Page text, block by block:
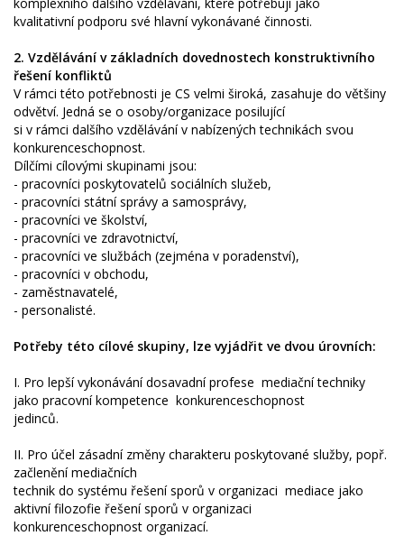
kvalitativní podporu své hlavní vykonávané činnosti.
2. Vzdělávání v základních dovednostech konstruktivního
řešení konfliktů
V rámci této potřebnosti je CS velmi široká, zasahuje do většiny
odvětví. Jedná se o osoby/organizace posilující
si v rámci dalšího vzdělávání v nabízených technikách svou
konkurenceschopnost.
Dílčími cílovými skupinami jsou:
­- pracovníci poskytovatelů sociálních služeb,
­- pracovníci státní správy a samosprávy,
­- pracovníci ve školství,
­- pracovníci ve zdravotnictví,
­- pracovníci ve službách (zejména v poradenství),
­- pracovníci v obchodu,
­- zaměstnavatelé,
­- personalisté.
Potřeby této cílové skupiny, lze vyjádřit ve dvou úrovních:
I. Pro lepší vykonávání dosavadní profese ­ mediační techniky
jako pracovní kompetence ­ konkurenceschopnost
jedinců.
II. Pro účel zásadní změny charakteru poskytované služby, popř.
začlenění mediačních
technik do systému řešení sporů v organizaci ­ mediace jako
aktivní filozofie řešení sporů v organizaci ­
konkurenceschopnost organizací.